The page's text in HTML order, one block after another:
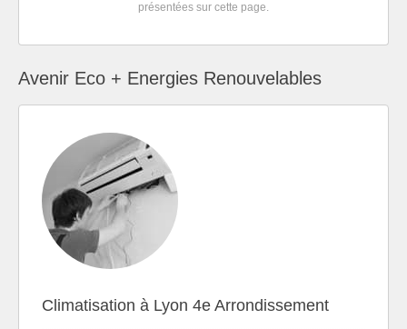
présentées sur cette page.
Avenir Eco + Energies Renouvelables
Climatisation à Lyon 4e Arrondissement